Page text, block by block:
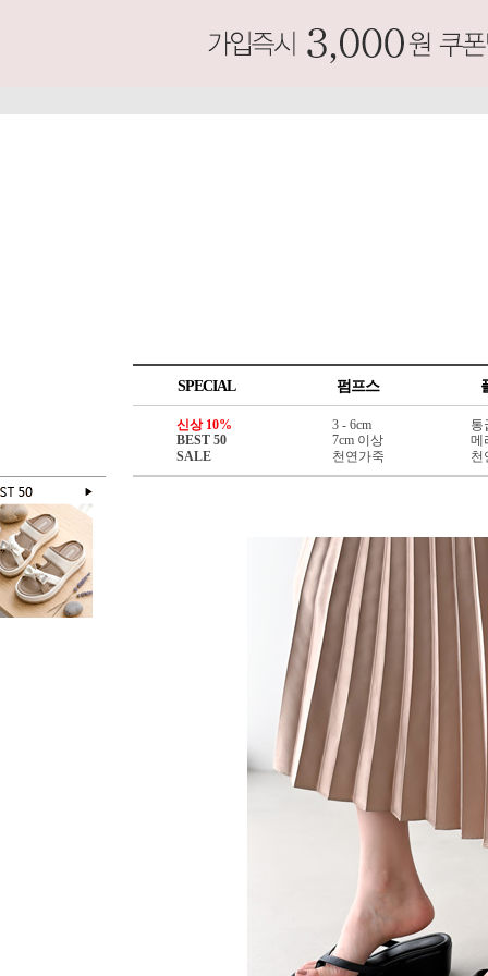
SPECIAL 펌프스
신상 10%
BEST 50
SALE
3 - 6cm
7cm 이상
천연가죽
통
메
천